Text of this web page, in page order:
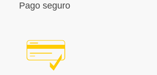
Pago seguro